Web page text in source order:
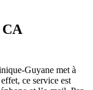
CA
Guyane met à
ce service est